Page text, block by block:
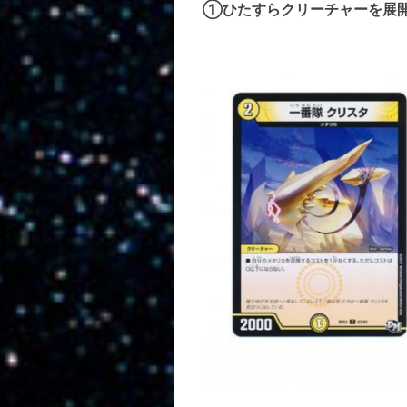
①ひたすらクリーチャーを展